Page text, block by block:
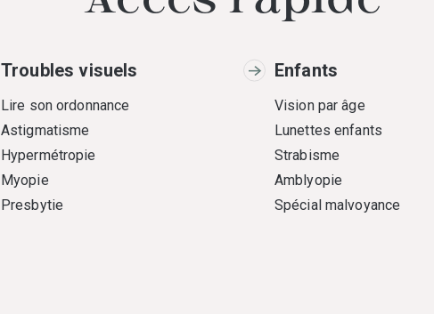
Troubles visuels
Lire son ordonnance
Astigmatisme
Hypermétropie
Myopie
Presbytie
Enfants
Vision par âge
Lunettes enfants
Strabisme
Amblyopie
Spécial malvoyance